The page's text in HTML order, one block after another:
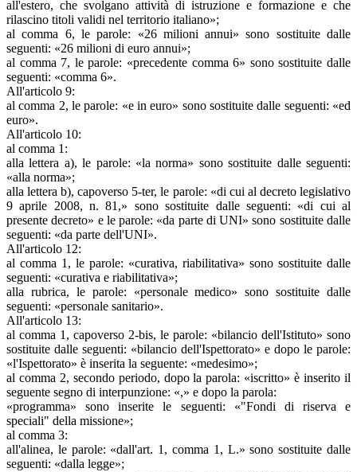
all'estero, che svolgano attività di istruzione e formazione e che
rilascino titoli validi nel territorio italiano»;
al comma 6, le parole: «26 milioni annui» sono sostituite dalle
seguenti: «26 milioni di euro annui»;
al comma 7, le parole: «precedente comma 6» sono sostituite dalle
seguenti: «comma 6».
All'articolo 9:
al comma 2, le parole: «e in euro» sono sostituite dalle seguenti: «ed
euro».
All'articolo 10:
al comma 1:
alla lettera a), le parole: «la norma» sono sostituite dalle seguenti:
«alla norma»;
alla lettera b), capoverso 5-ter, le parole: «di cui al decreto legislativo
9 aprile 2008, n. 81,» sono sostituite dalle seguenti: «di cui al
presente decreto» e le parole: «da parte di UNI» sono sostituite dalle
seguenti: «da parte dell'UNI».
All'articolo 12:
al comma 1, le parole: «curativa, riabilitativa» sono sostituite dalle
seguenti: «curativa e riabilitativa»;
alla rubrica, le parole: «personale medico» sono sostituite dalle
seguenti: «personale sanitario».
All'articolo 13:
al comma 1, capoverso 2-bis, le parole: «bilancio dell'Istituto» sono
sostituite dalle seguenti: «bilancio dell'Ispettorato» e dopo le parole:
«l'Ispettorato» è inserita la seguente: «medesimo»;
al comma 2, secondo periodo, dopo la parola: «iscritto» è inserito il
seguente segno di interpunzione: «,» e dopo la parola:
«programma» sono inserite le seguenti: «"Fondi di riserva e
speciali" della missione»;
al comma 3:
all'alinea, le parole: «dall'art. 1, comma 1, L.» sono sostituite dalle
seguenti: «dalla legge»;